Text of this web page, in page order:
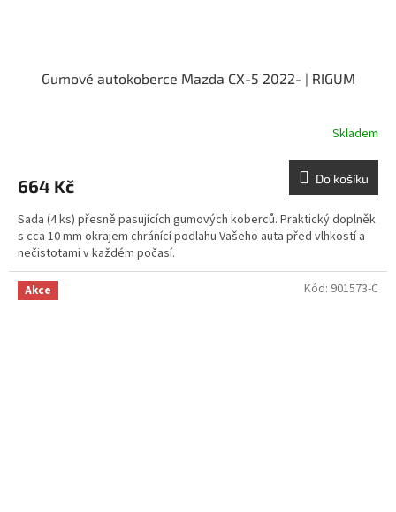
Gumové autokoberce Mazda CX-5 2022- | RIGUM
Skladem
664 Kč Do košíku
Sada (4 ks) přesně pasujících gumových koberců. Praktický doplněk
s cca 10 mm okrajem chránící podlahu Vašeho auta před vlhkostí a
nečistotami v každém počasí.
Akce Kód: 901573-C